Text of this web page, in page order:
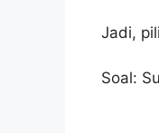
Jadi,
Soal: